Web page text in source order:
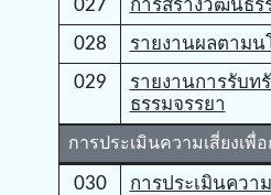
027 การสร้างวัฒนธร
028 รายงานผลตามน
029
รายงานการรับท
ธรรมจรรยา
การประเมินความเสี่ยงเพื่
030
การประเมินควา